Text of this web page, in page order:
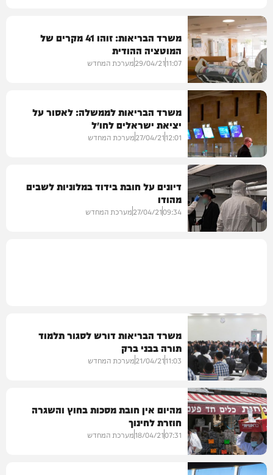
בריאות
משרד הבריאות: זוהו 41 מקרים של
המוטציה ההודית
11:07
29/04/21מערכת המחדש
בריאות
משרד הבריאות לממשלה: לאסור על
יציאת ישראלים לחו״ל
12:01
27/04/21מערכת המחדש
דיונים על חובת בידוד במלוניות לשבים
מהודו
09:34
27/04/21מערכת המחדש
במגזר
משרד הבריאות דורש לסגור תלמוד
תורה בבני ברק
11:03
21/04/21מערכת המחדש
מהיום אין חובת מסכות בחוץ והשגרה
חוזרת לחינוך
07:31
18/04/21מערכת המחדש